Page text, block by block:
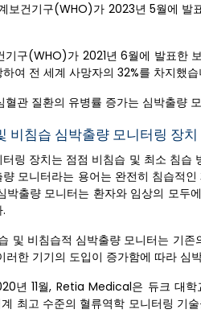
보건기구(WHO)가 2023년 5월에 발
기구(WHO)가 2021년 6월에 발표한
여 전 세계 사망자의 32%를 차지했
혈관 질환의 유병률 증가는 심박출량
비침습 심박출량 모니터링 장
링 장치는 점점 비침습 및 최소 침습
모니터라는 용어는 완전히 침습적
박출량 모니터는 환자와 임상의 모두
및 비침습적 심박출량 모니터는 기
러한 기기의 도입이 증가함에 따라 심
년 11월, Retia Medical은 듀크 대
최고 수준의 혈류역학 모니터링 기